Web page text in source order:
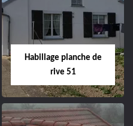
ravalement de
façade 51
Habillage planche de
rive 51